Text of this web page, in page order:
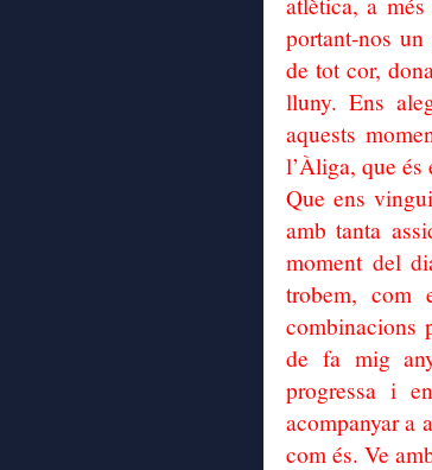
portant-nos
de tot cor,
lluny. Ens
aquests
l’Àliga, que és
Que ens
amb tanta
moment del
trobem, com
combinacions
de fa mig
progressa i
acompanyar a
com és. Ve